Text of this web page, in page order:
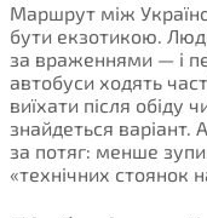
Маршрут між
бути екзотикою.
за враженнями — і
автобуси ходять
виїхати після обіду
знайдеться варіант.
за потяг: менше
«технічних стоянок